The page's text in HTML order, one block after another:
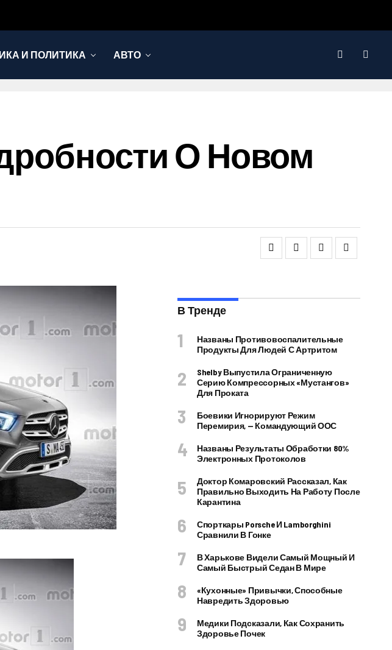
И ПОЛИТИКА АВТО
О Новом
В Тренде
Названы Противовоспалительные
Продукты Для Людей С Артритом
Shelby Выпустила Ограниченную
Серию Компрессорных «Мустангов»
Для Проката
Боевики Игнорируют Режим
Перемирия, — Командующий ООС
Названы Результаты Обработки 80%
Электронных Протоколов
Доктор Комаровский Рассказал, Как
Правильно Выходить На Работу После
Карантина
Спорткары Porsche И Lamborghini
Сравнили В Гонке
В Харькове Видели Самый Мощный И
Самый Быстрый Седан В Мире
«Кухонные» Привычки, Способные
Навредить Здоровью
Медики Подсказали, Как Сохранить
Здоровье Почек